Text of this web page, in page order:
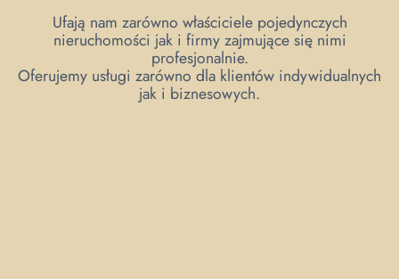
Ufają nam zarówno właściciele pojedynczych
nieruchomości jak i firmy zajmujące się nimi
profesjonalnie.
Oferujemy usługi zarówno dla klientów indywidualnych
jak i biznesowych.